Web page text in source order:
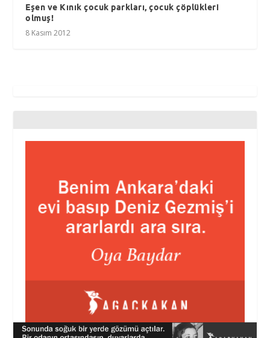
Eşen ve Kınık çocuk parkları, çocuk çöplükleri
olmuş!
8 Kasım 2012